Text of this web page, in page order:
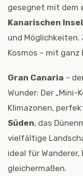
gesegnet mit dem
Kanarischen
und
Kosmos – mit
Gran Canaria –
Wunder: Der
Klimazonen,
Süden, das
vielfältige
ideal für
gleichermaßen.